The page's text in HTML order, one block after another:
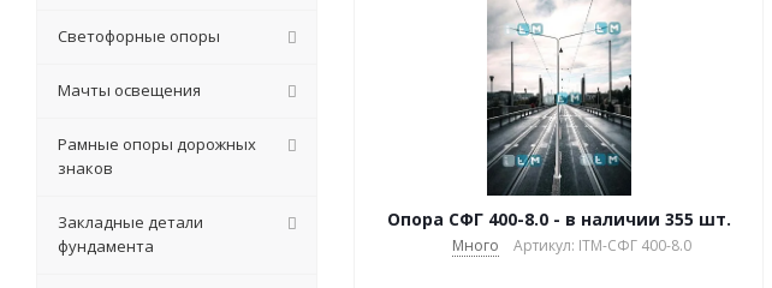
Опора СФГ 400-8.0 - в наличии 355 шт.
Много Артикул: ITM-СФГ 400-8.0
Светофорные опоры
Мачты освещения
Рамные опоры дорожных
знаков
Закладные детали
фундамента